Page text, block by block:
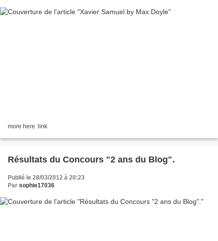
more here :link
Résultats du Concours "2 ans du Blog".
Publié le 28/03/2012 à 20:23
Par sophie17036